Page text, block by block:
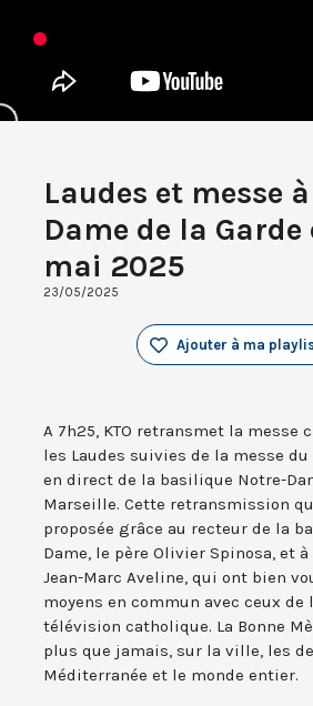
Laudes et messe
Dame de la Garde
mai 2025
23/05/2025
Ajouter à ma
A 7h25, KTO retransmet la messe
les Laudes suivies de la messe
en direct de la basilique Notre-
Marseille. Cette retransmission
proposée grâce au recteur de la
Dame, le père Olivier Spinosa, et
Jean-Marc Aveline, qui ont bien
moyens en commun avec ceux de
télévision catholique. La Bonne
plus que jamais, sur la ville, les
Méditerranée et le monde entier.